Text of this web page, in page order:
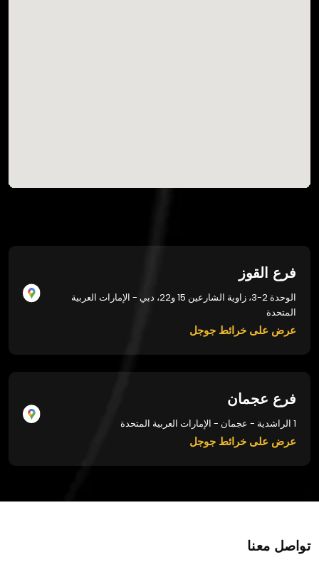
فرع القوز
الوحدة 2-3، زاوية الشارعين 15 و22، دبي - الإمارات العربية
المتحدة
عرض على خرائط جوجل
فرع عجمان
1 الراشدية - عجمان - الإمارات العربية المتحدة
عرض على خرائط جوجل
تواصل معنا